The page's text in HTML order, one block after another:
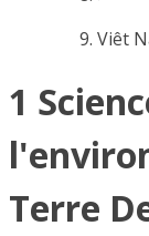
Viêt
1
Terre